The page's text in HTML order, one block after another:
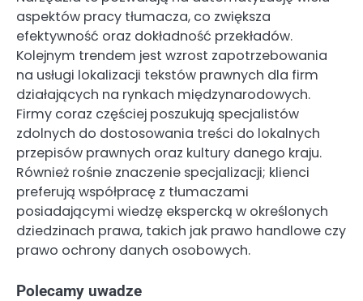
aspektów pracy tłumacza, co zwiększa
efektywność oraz dokładność przekładów.
Kolejnym trendem jest wzrost zapotrzebowania
na usługi lokalizacji tekstów prawnych dla firm
działających na rynkach międzynarodowych.
Firmy coraz częściej poszukują specjalistów
zdolnych do dostosowania treści do lokalnych
przepisów prawnych oraz kultury danego kraju.
Również rośnie znaczenie specjalizacji; klienci
preferują współpracę z tłumaczami
posiadającymi wiedzę ekspercką w określonych
dziedzinach prawa, takich jak prawo handlowe czy
prawo ochrony danych osobowych.
Polecamy uwadze